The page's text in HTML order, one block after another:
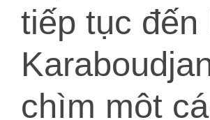
tiếp tục đến
chìm một